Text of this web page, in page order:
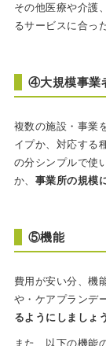
その他医療や介護
るサービスに合っ
④大規模事業
複数の施設・事業
イプか、対応する
の分シンプルで使
か、 事業所の規模
⑤機能
費用が安い分、機
や・ケアプランデ
るようにしましょう
また、以下の機能